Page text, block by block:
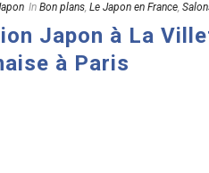
In Bon plans, Le Japon en France,
Japon à La
à Paris